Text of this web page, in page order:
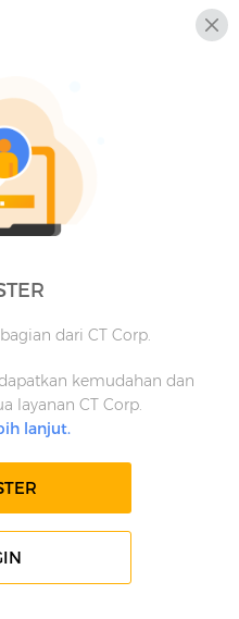
dari CT Corp.
kemudahan dan
layanan CT Corp.
lanjut.